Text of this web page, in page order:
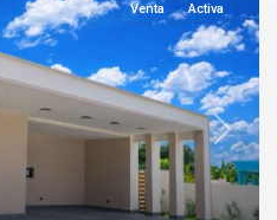
Next
Venta Activa